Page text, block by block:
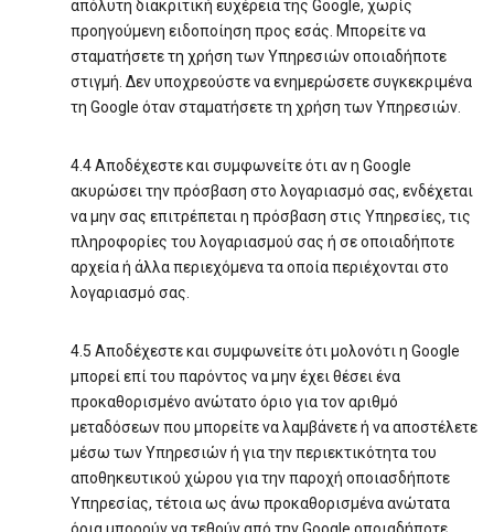
απόλυτη διακριτική ευχέρεια της Google, χωρίς
προηγούμενη ειδοποίηση προς εσάς. Μπορείτε να
σταματήσετε τη χρήση των Υπηρεσιών οποιαδήποτε
στιγμή. Δεν υποχρεούστε να ενημερώσετε συγκεκριμένα
τη Google όταν σταματήσετε τη χρήση των Υπηρεσιών.
4.4 Αποδέχεστε και συμφωνείτε ότι αν η Google
ακυρώσει την πρόσβαση στο λογαριασμό σας, ενδέχεται
να μην σας επιτρέπεται η πρόσβαση στις Υπηρεσίες, τις
πληροφορίες του λογαριασμού σας ή σε οποιαδήποτε
αρχεία ή άλλα περιεχόμενα τα οποία περιέχονται στο
λογαριασμό σας.
4.5 Αποδέχεστε και συμφωνείτε ότι μολονότι η Google
μπορεί επί του παρόντος να μην έχει θέσει ένα
προκαθορισμένο ανώτατο όριο για τον αριθμό
μεταδόσεων που μπορείτε να λαμβάνετε ή να αποστέλετε
μέσω των Υπηρεσιών ή για την περιεκτικότητα του
αποθηκευτικού χώρου για την παροχή οποιασδήποτε
Υπηρεσίας, τέτοια ως άνω προκαθορισμένα ανώτατα